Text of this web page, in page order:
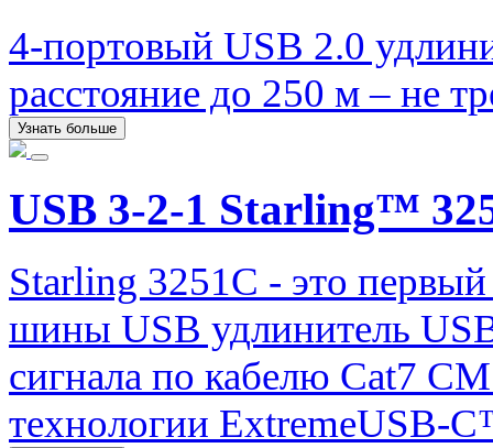
4-портовый USB 2.0
расстояние до 250 м – не
Узнать больше
USB 3-2-1 Starling™
Starling 3251C - это
шины USB удлинитель
сигнала по кабелю Cat7
технологии ExtremeUSB-